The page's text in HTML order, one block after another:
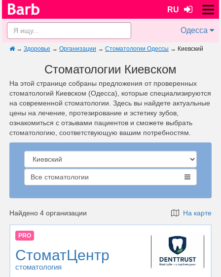
RU
Одесса
→ Здоровье → Организации → Стоматологии Одессы → Киевский
Стоматологии Киевском
На этой странице собраны предложения от проверенных
стоматологий Киевском (Одесса), которые специализируются
на современной стоматологии. Здесь вы найдете актуальные
цены на лечение, протезирование и эстетику зубов,
ознакомиться с отзывами пациентов и сможете выбрать
стоматологию, соответствующую вашим потребностям.
Все стоматологии
Найдено 4 организации На карте
PRO
СтоматЦентр
стоматология